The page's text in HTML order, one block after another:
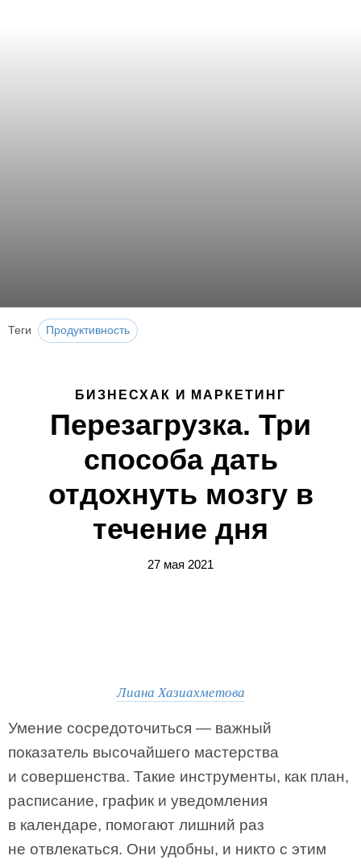
Теги Продуктивность
БИЗНЕСХАК И МАРКЕТИНГ
Перезагрузка. Три
способа дать
отдохнуть мозгу в
течение дня
27 мая 2021
Лиана Хазиахметова
Умение сосредоточиться — важный
показатель высочайшего мастерства
и совершенства. Такие инструменты, как план,
расписание, график и уведомления
в календаре, помогают лишний раз
не отвлекаться. Они удобны, и никто с этим